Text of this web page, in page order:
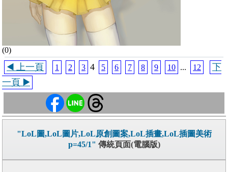
(0)
◀️ 上一頁 1 2 3 4 5 6 7 8 9 10 ... 12
下
一頁 ▶️
"LoL圖,LoL圖片,LoL原創圖案,LoL插畫,LoL插圖美術
p=45/1" 傳統頁面(電腦版)